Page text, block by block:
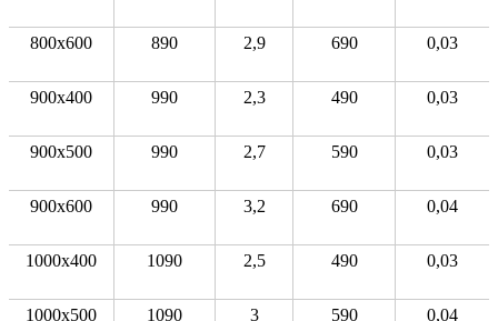
800x600 890 2,9 690 0,03
900x400 990 2,3 490 0,03
900x500 990 2,7 590 0,03
900x600 990 3,2 690 0,04
1000x400 1090 2,5 490 0,03
1000x500 1090 3 590 0,04